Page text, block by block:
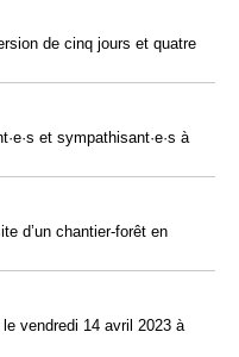
de cinq jours et quatre
et sympathisant·e·s à
d’un chantier-forêt en
vendredi 14 avril 2023 à